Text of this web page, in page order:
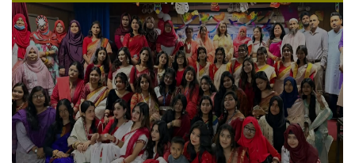
HOME
ABOUT US
FACULTIES
ACADEMICS